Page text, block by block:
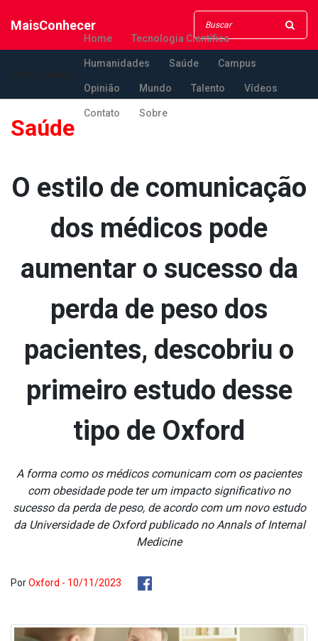
MaisConhecer
Home Tecnologia Científica
Humanidades Saúde Campus
Opinião Mundo Talento Vídeos
Contato Sobre
Saúde
O estilo de comunicação
dos médicos pode
aumentar o sucesso da
perda de peso dos
pacientes, descobriu o
primeiro estudo desse
tipo de Oxford
A forma como os médicos comunicam com os pacientes
com obesidade pode ter um impacto significativo no
sucesso da perda de peso, de acordo com um novo estudo
da Universidade de Oxford publicado no Annals of Internal
Medicine
PorOxford - 10/11/2023